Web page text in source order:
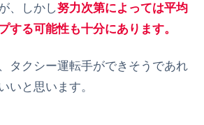
、しかし努力次第によっては平均
する可能性も十分にあります。
タクシー運転手ができそうであれ
いと思います。